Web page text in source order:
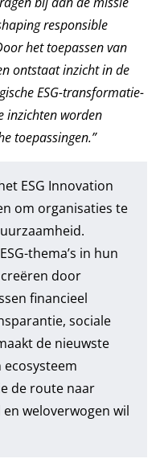
responsible
het toepassen van
ontstaat inzicht in de
ESG-transformatie-
inzichten worden
toepassingen.”
ESG Innovation
om organisaties te
thema’s in hun
door
financieel
sociale
de nieuwste
ecosysteem
de route naar
weloverwogen wil